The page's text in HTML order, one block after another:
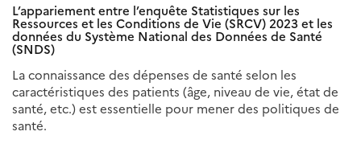
L’appariement entre l’enquête Statistiques sur les
Ressources et les Conditions de Vie (SRCV) 2023 et les
données du Système National des Données de Santé
(SNDS)
La connaissance des dépenses de santé selon les
caractéristiques des patients (âge, niveau de vie, état de
santé, etc.) est essentielle pour mener des politiques de
santé.